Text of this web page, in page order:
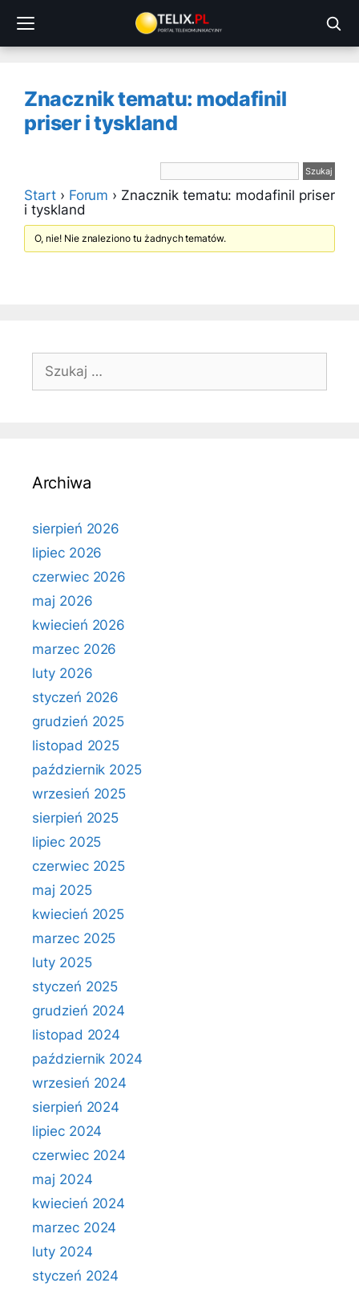
treści
Znacznik tematu: modafinil
priser i tyskland
Start › Forum › Znacznik tematu: modafinil priser
i tyskland
O, nie! Nie znaleziono tu żadnych tematów.
Szukaj:
Archiwa
sierpień 2026
lipiec 2026
czerwiec 2026
maj 2026
kwiecień 2026
marzec 2026
luty 2026
styczeń 2026
grudzień 2025
listopad 2025
październik 2025
wrzesień 2025
sierpień 2025
lipiec 2025
czerwiec 2025
maj 2025
kwiecień 2025
marzec 2025
luty 2025
styczeń 2025
grudzień 2024
listopad 2024
październik 2024
wrzesień 2024
sierpień 2024
lipiec 2024
czerwiec 2024
maj 2024
kwiecień 2024
marzec 2024
luty 2024
styczeń 2024